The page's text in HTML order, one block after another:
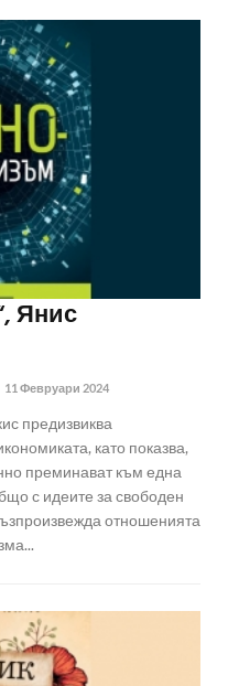
Янис
11 Февруари 2024
предизвиква
като показва,
преминават към една
с идеите за свободен
отношенията